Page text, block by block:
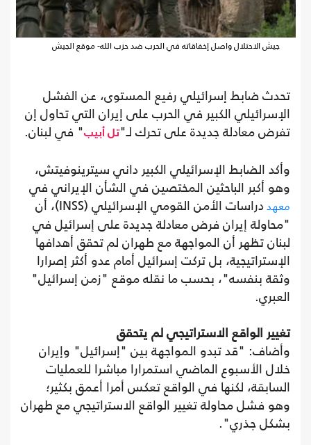
جيش الاحتلال واصل إخفاقاته في الحرب ضد حزب الله- موقع الجيش
تحدث ضابط إسرائيلي رفيع المستوى، عن الفشل
الإسرائيلي الكبير في الحرب على إيران التي تحاول إن
تفرض معادلة جديدة على تحرك لـ"تل أبيب" في لبنان.
وأكد الضابط الإسرائيلي الكبير داني سيترينوفيتش،
وهو أكبر الباحثين المختصين في الشأن الإيراني في
معهد
دراسات الأمن القومي الإسرائيلي (INSS)، أن
"محاولة إيران فرض معادلة جديدة على إسرائيل في
لبنان تظهر أن المواجهة مع طهران لم تحقق أهدافها
الإستراتيجية، بل تركت إسرائيل أمام عدو أكثر إصرارا
وثقة بنفسه"، بحسب ما نقله موقع "زمن إسرائيل"
العبري.
تغيير الواقع الاستراتيجي لم يتحقق
وأضاف: "قد تبدو المواجهة بين "إسرائيل" وإيران
خلال الأسبوع الماضي استمرارا مباشرا للعمليات
السابقة، لكنها في الواقع تعكس أمرا أعمق بكثير؛
وهو فشل محاولة تغيير الواقع الاستراتيجي مع طهران
بشكل جذري".